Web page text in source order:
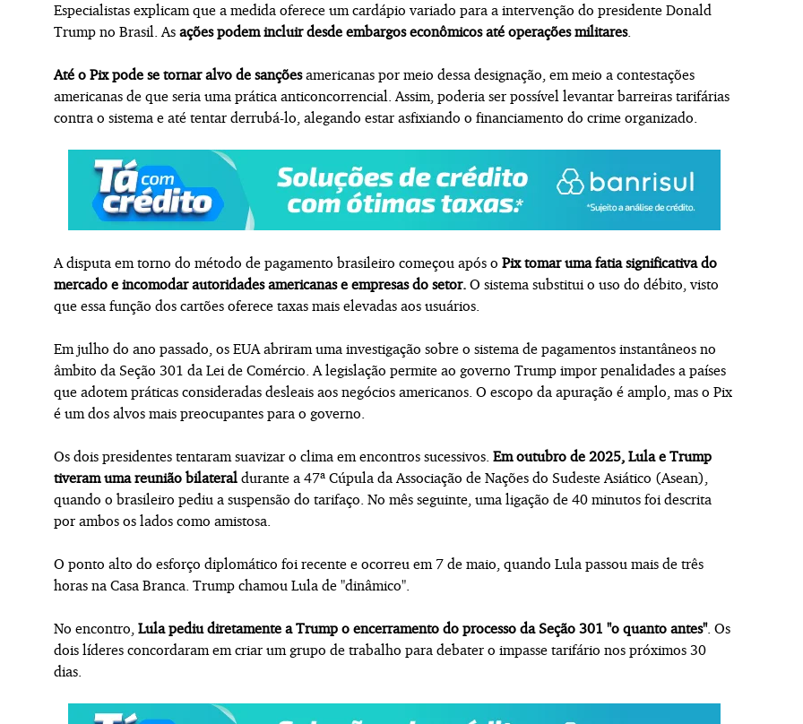
Especialistas explicam que a medida oferece um cardápio variado para a intervenção do presidente Donald
Trump no Brasil. As ações podem incluir desde embargos econômicos até operações militares.
Até o Pix pode se tornar alvo de sançõesamericanas por meio dessa designação, em meio a contestações
americanas de que seria uma prática anticoncorrencial. Assim, poderia ser possível levantar barreiras tarifárias
contra o sistema e até tentar derrubá-lo, alegando estar asfixiando o financiamento do crime organizado.
A disputa em torno do método de pagamento brasileiro começou após o Pix tomar uma fatia significativa do
mercado e incomodar autoridades americanas e empresas do setor. O sistema substitui o uso do débito, visto
que essa função dos cartões oferece taxas mais elevadas aos usuários.
Em julho do ano passado, os EUA abriram uma investigação sobre o sistema de pagamentos instantâneos no
âmbito da Seção 301 da Lei de Comércio. A legislação permite ao governo Trump impor penalidades a países
que adotem práticas consideradas desleais aos negócios americanos. O escopo da apuração é amplo, mas o Pix
é um dos alvos mais preocupantes para o governo.
Os dois presidentes tentaram suavizar o clima em encontros sucessivos. Em outubro de 2025, Lula e Trump
tiveram uma reunião bilateral durante a 47ª Cúpula da Associação de Nações do Sudeste Asiático (Asean),
quando o brasileiro pediu a suspensão do tarifaço. No mês seguinte, uma ligação de 40 minutos foi descrita
por ambos os lados como amistosa.
O ponto alto do esforço diplomático foi recente e ocorreu em 7 de maio, quando Lula passou mais de três
horas na Casa Branca. Trump chamou Lula de "dinâmico".
No encontro, Lula pediu diretamente a Trump o encerramento do processo da Seção 301 "o quanto antes". Os
dois líderes concordaram em criar um grupo de trabalho para debater o impasse tarifário nos próximos 30
dias.